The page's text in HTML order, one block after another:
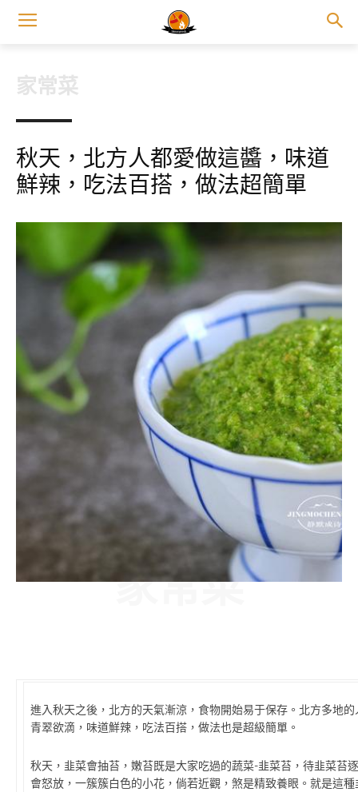
家常菜
秋天，北方人都愛做這醬，味道
鮮辣，吃法百搭，做法超簡單
家常菜
進入秋天之後，北方的天氣漸涼，食物開始易于保存。北方多地
青翠欲滴，味道鮮辣，吃法百搭，做法也是超級簡單。
秋天，韭菜會抽苔，嫩苔既是大家吃過的蔬菜-韭菜苔，待韭菜苔
會怒放，一簇簇白色的小花，倘若近觀，煞是精致養眼。就是這